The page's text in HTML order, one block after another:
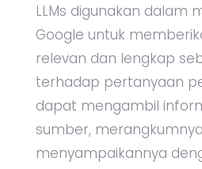
LLMs digunakan dalam
Google untuk
relevan dan lengkap
terhadap pertanyaan
dapat mengambil
sumber,
menyampaikannya